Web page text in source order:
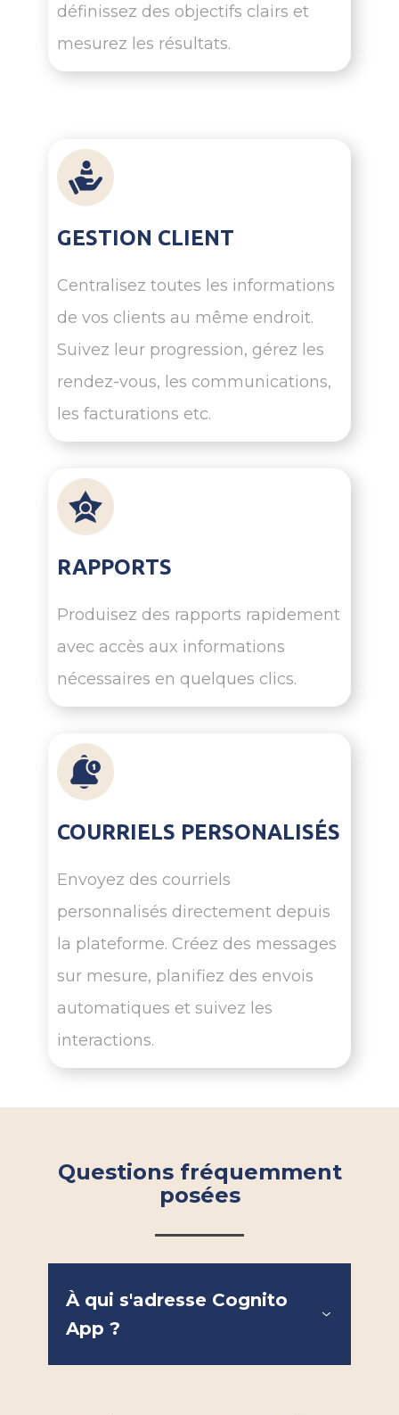
définissez des objectifs clairs et
mesurez les résultats.
GESTION CLIENT
Centralisez toutes les informations
de vos clients au même endroit.
Suivez leur progression, gérez les
rendez-vous, les communications,
les facturations etc.
RAPPORTS
Produisez des rapports rapidement
avec accès aux informations
nécessaires en quelques clics.
COURRIELS PERSONALISÉS
Envoyez des courriels
personnalisés directement depuis
la plateforme. Créez des messages
sur mesure, planifiez des envois
automatiques et suivez les
interactions.
Questions fréquemment
posées
À qui s'adresse Cognito
App ?